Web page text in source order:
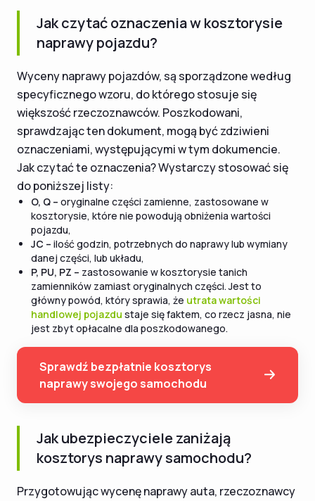
Jak czytać oznaczenia w kosztorysie
naprawy pojazdu?
Wyceny naprawy pojazdów, są sporządzone według
specyficznego wzoru, do którego stosuje się
większość rzeczoznawców. Poszkodowani,
sprawdzając ten dokument, mogą być zdziwieni
oznaczeniami, występującymi w tym dokumencie.
Jak czytać te oznaczenia? Wystarczy stosować się
do poniższej listy:
O, Q – oryginalne części zamienne, zastosowane w
kosztorysie, które nie powodują obniżenia wartości
pojazdu,
JC – ilość godzin, potrzebnych do naprawy lub wymiany
danej części, lub układu,
P, PU, PZ – zastosowanie w kosztorysie tanich
zamienników zamiast oryginalnych części. Jest to
główny powód, który sprawia, że utrata wartości
handlowej pojazdu staje się faktem, co rzecz jasna, nie
jest zbyt opłacalne dla poszkodowanego.
Sprawdź bezpłatnie kosztorys
naprawy swojego samochodu
Jak ubezpieczyciele zaniżają
kosztorys naprawy samochodu?
Przygotowując wycenę naprawy auta, rzeczoznawcy